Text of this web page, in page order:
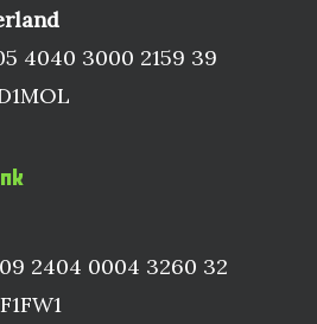
4040 3000 2159 39
2404 0004 3260 32